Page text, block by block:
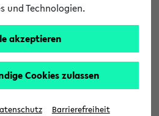
der Universität Bielefeld
für Abschlussarbeiten. Sie
mit Ihrer Abschlussarbeit beim
Bitte nutzen Sie für Ihre
https://formulare.uni-
form/provide/913/>. Die
und Technologien.
akzeptieren
Cookies zulassen
Barrierefreiheit